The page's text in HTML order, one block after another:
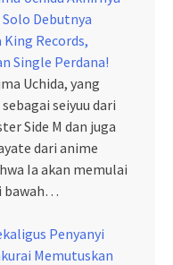
Debutnya
King Records,
Single Perdana!
Uchida, yang
seiyuu dari
Side M dan juga
dari anime
Ia akan memulai
bawah…
Penyanyi
Memutuskan